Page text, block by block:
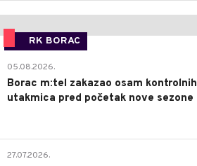
RK BORAC
05.08.2026.
Borac m:tel zakazao osam kontrolnih
utakmica pred početak nove sezone
27.07.2026.